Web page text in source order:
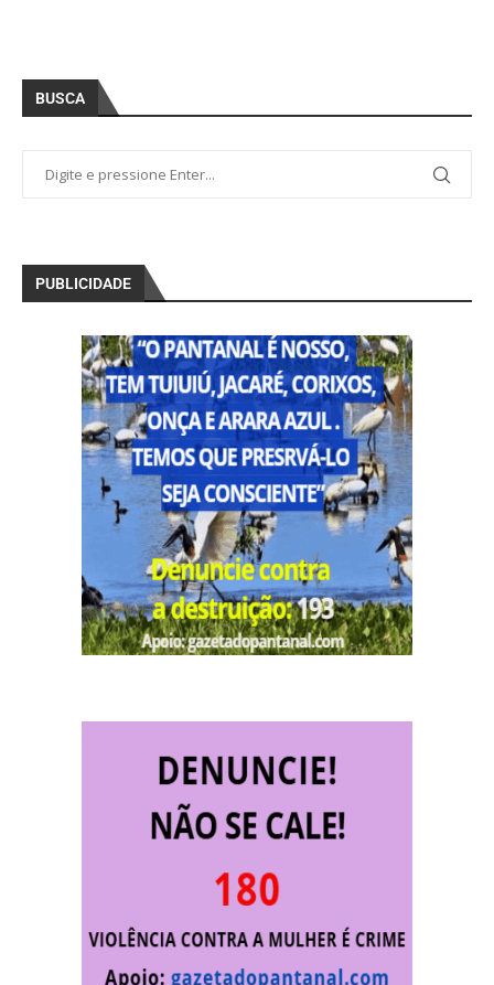
BUSCA
PUBLICIDADE